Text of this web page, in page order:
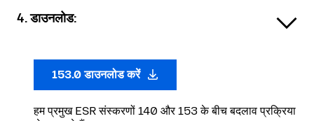
4. डाउनलोड:
153.0 डाउनलोड करें
हम प्रमुख ESR संस्करणों 140 और 153 के बीच बदलाव प्रक्रिया